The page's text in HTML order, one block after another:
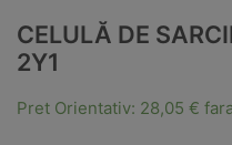
CELULĂ DE
2Y1
Pret Orientativ: 28,05 €